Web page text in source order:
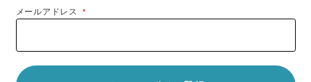
メールアドレス*